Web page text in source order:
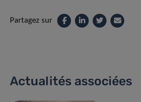
Partagez sur
Actualités associées